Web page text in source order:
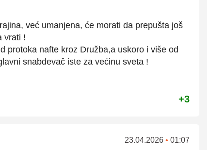
već umanjena, će morati da prepušta još
vrati !
protoka nafte kroz Družba,a uskoro i više od
snabdevač iste za većinu sveta !
+3
23.04.2026 • 01:07